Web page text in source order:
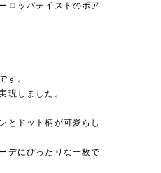
ロッパテイストのポア
す。
現しました。
とドット柄が可愛らし
デにぴったりな一枚で